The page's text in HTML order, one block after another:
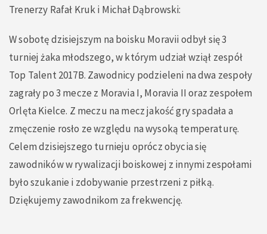
Trenerzy Rafał Kruk i Michał Dąbrowski:
W sobotę dzisiejszym na boisku Moravii odbył się 3
turniej żaka młodszego, w którym udział wziął zespół
Top Talent 2017B. Zawodnicy podzieleni na dwa zespoły
zagrały po 3 mecze z Moravia I, Moravia II oraz zespołem
Orlęta Kielce. Z meczu na mecz jakość gry spadała a
zmęczenie rosło ze względu na wysoką temperaturę.
Celem dzisiejszego turnieju oprócz obycia się
zawodników w rywalizacji boiskowej z innymi zespołami
było szukanie i zdobywanie przestrzeni z piłką.
Dziękujemy zawodnikom za frekwencję.